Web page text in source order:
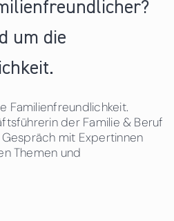
um die
Familienfreundlichkeit.
der Familie & Beruf
mit Expertinnen
Themen und